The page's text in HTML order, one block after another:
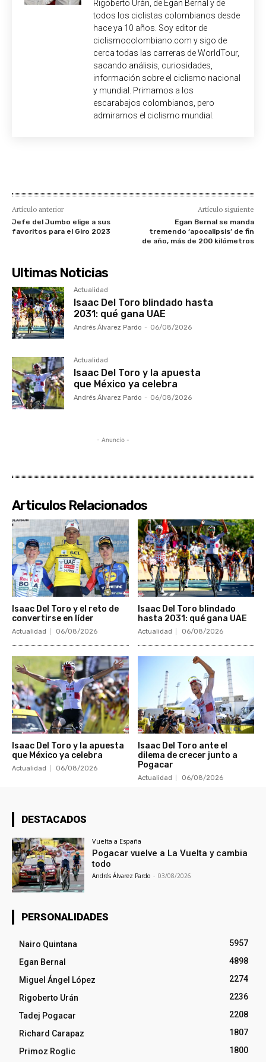
Rigoberto Urán, de Egan Bernal y de
todos los ciclistas colombianos desde
hace ya 10 años. Soy editor de
ciclismocolombiano.com y sigo de
cerca todas las carreras de WorldTour,
sacando análisis, curiosidades,
información sobre el ciclismo nacional
y mundial. Primamos a los
escarabajos colombianos, pero
admiramos el ciclismo mundial.
Artículo anterior
Jefe del Jumbo elige a sus
favoritos para el Giro 2023
Artículo siguiente
Egan Bernal se manda
tremendo ‘apocalipsis’ de fin
de año, más de 200 kilómetros
Ultimas Noticias
Actualidad
Isaac Del Toro blindado hasta
2031: qué gana UAE
Andrés Álvarez Pardo - 06/08/2026
Actualidad
Isaac Del Toro y la apuesta
que México ya celebra
Andrés Álvarez Pardo - 06/08/2026
- Anuncio -
Articulos Relacionados
Isaac Del Toro y el reto de
convertirse en líder
Actualidad 06/08/2026
Isaac Del Toro blindado
hasta 2031: qué gana UAE
Actualidad 06/08/2026
Isaac Del Toro y la apuesta
que México ya celebra
Actualidad 06/08/2026
Isaac Del Toro ante el
dilema de crecer junto a
Pogacar
Actualidad 06/08/2026
DESTACADOS
Vuelta a España
Pogacar vuelve a La Vuelta y cambia
todo
Andrés Álvarez Pardo - 03/08/2026
PERSONALIDADES
Nairo Quintana
5957
Egan Bernal
4898
Miguel Ángel López
2274
Rigoberto Urán
2236
Tadej Pogacar
2208
Richard Carapaz
1807
Primoz Roglic
1800